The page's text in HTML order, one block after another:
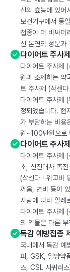
신의 효능에 있어
보건기구에서 동
접종이 더 비싸더
신 본연의 성분과
다이어트 주사
다이어트 주사제
원과 조제하는 약
트 주사제 (삭센
다이어트 주사제
정되었습니다. 현
가 부담하는 비용
원~100만원으로
다이어트 주사
다이어트 주사제
소, 신진대사 촉
(삭센다 · 위고비
꺼움, 변비 등이
사람에 따라 알레
다이어트 주사제
의 약물은 다른
독감 예방접종
국내에서 독감 예
피, GSK, 일양약
스, CSL 시퀴러